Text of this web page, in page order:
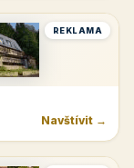
REKLAMA
Navštívit →